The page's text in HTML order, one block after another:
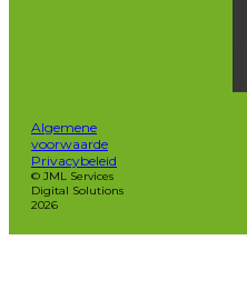
Algemene
voorwaarde
Privacybeleid
© JML Services
Digital Solutions
2026